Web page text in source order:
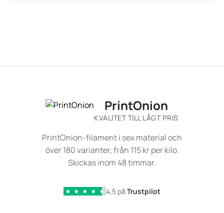
PrintOnion
KVALITET TILL LÅGT PRIS
PrintOnion-filament i sex material och
över 180 varianter, från 115 kr per kilo.
Skickas inom 48 timmar.
★ ★ ★ ★ ★ 4,5 på Trustpilot